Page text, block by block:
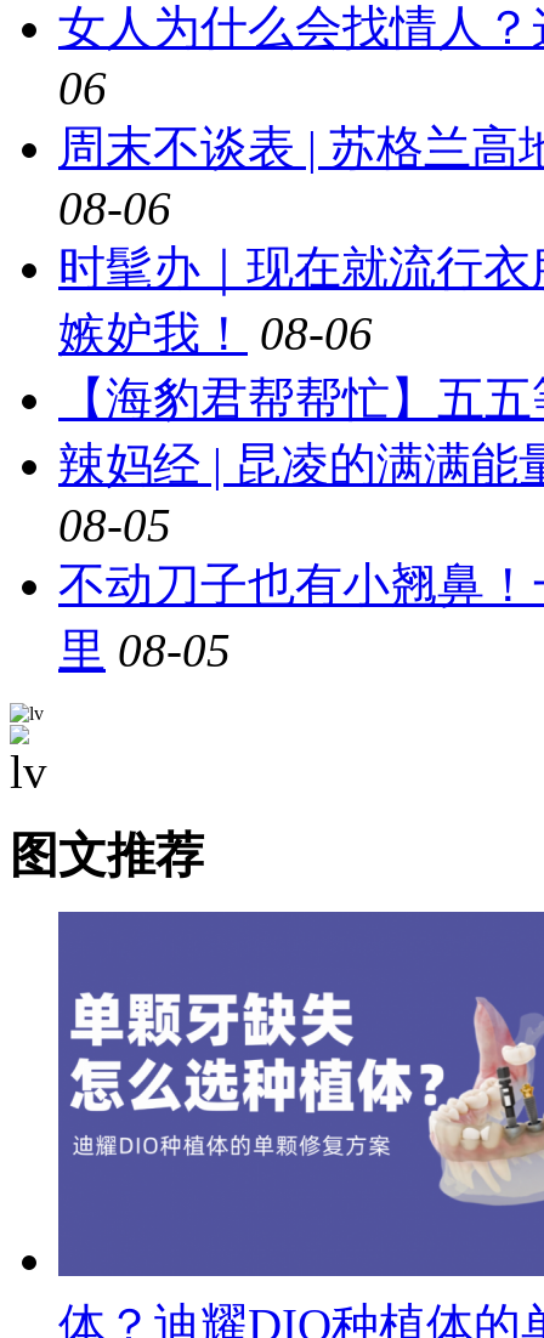
女人为什么会找情人
06
周末不谈表 | 苏格兰
08-06
时髦办｜现在就流行
嫉妒我！
08-06
【海豹君帮帮忙】五
辣妈经 | 昆凌的满满能
08-05
不动刀子也有小翘鼻
里 08-05
图文推荐
体？迪耀DIO种植体的